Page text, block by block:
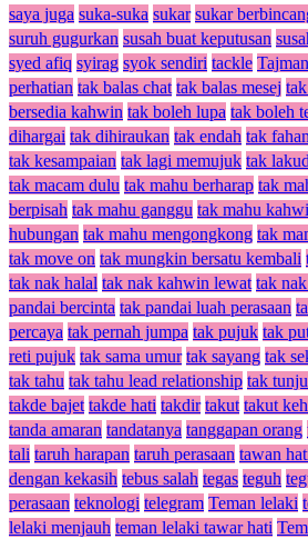
saya juga suka-suka sukar sukar
suruh gugurkan susah buat keputusan
syed afiq syirag syok sendiri tackle Tajman
perhatian tak balas chat tak balas mesej
bersedia kahwin tak boleh lupa tak boleh
dihargai tak dihiraukan tak endah tak
tak kesampaian tak lagi memujuk tak lakud
tak macam dulu tak mahu berharap tak
berpisah tak mahu ganggu tak mahu
hubungan tak mahu mengongkong tak
tak move on tak mungkin bersatu kembali
tak nak halal tak nak kahwin lewat tak
pandai bercinta tak pandai luah perasaan
percaya tak pernah jumpa tak pujuk tak
reti pujuk tak sama umur tak sayang tak
tak tahu tak tahu lead relationship tak
takde bajet takde hati takdir takut takut
tanda amaran tandatanya tanggapan orang
tali taruh harapan taruh perasaan tawan
dengan kekasih tebus salah tegas teguh
perasaan teknologi telegram Teman lelaki
lelaki menjauh teman lelaki tawar hati